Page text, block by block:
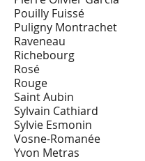
Pouilly Fuissé
Puligny Montrachet
Raveneau
Richebourg
Rosé
Rouge
Saint Aubin
Sylvain Cathiard
Sylvie Esmonin
Vosne-Romanée
Yvon Metras